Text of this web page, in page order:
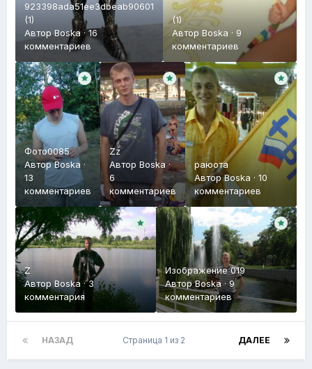
923398ada51ee3dbeab90601
(1)
АвторBoska·16
комментариев
(1)
Автор Boska · 9
комментариев
Фото0085
АвторBoska ·
13
комментариев
Zz
Автор Boska·
6
комментариев
раюота
АвторBoska · 10
комментариев
Z
АвторBoska ·3
комментария
Изображение 019
АвторBoska·9
комментариев
НАЗАД ДАЛЕЕ
Страница 1 из 2